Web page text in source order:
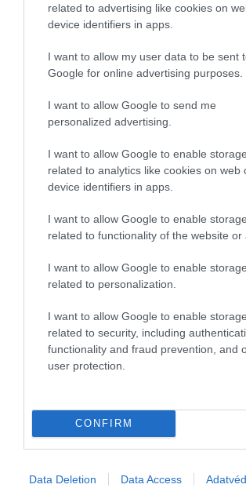
related to advertising like cookies on
device identifiers in apps.
I want to allow my user data to be sent
Google for online advertising purposes.
I want to allow Google to send me
personalized advertising.
I want to allow Google to enable storage
related to analytics like cookies on web
device identifiers in apps.
I want to allow Google to enable storage
related to functionality of the website or
I want to allow Google to enable storage
related to personalization.
I want to allow Google to enable storage
related to security, including
functionality and fraud prevention, and
user protection.
CONFIRM
Data Deletion Data Access